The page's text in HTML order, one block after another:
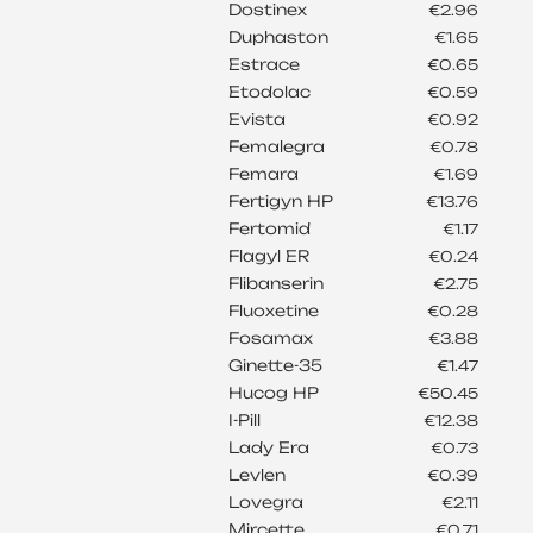
Dostinex €2.96
Duphaston €1.65
Estrace €0.65
Etodolac €0.59
Evista €0.92
Femalegra €0.78
Femara €1.69
Fertigyn HP €13.76
Fertomid €1.17
Flagyl ER €0.24
Flibanserin €2.75
Fluoxetine €0.28
Fosamax €3.88
Ginette-35 €1.47
Hucog HP €50.45
I-Pill €12.38
Lady Era €0.73
Levlen €0.39
Lovegra €2.11